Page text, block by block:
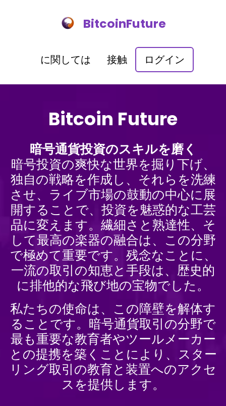
BitcoinFuture
に関しては 接触 ログイン
Bitcoin Future
暗号通貨投資のスキルを磨く
暗号投資の爽快な世界を掘り下げ、
独自の戦略を作成し、それらを洗練
させ、ライブ市場の鼓動の中心に展
開することで、投資を魅惑的な工芸
品に変えます。繊細さと熟達性、そ
して最高の楽器の融合は、この分野
で極めて重要です。残念なことに、
一流の取引の知恵と手段は、歴史的
に排他的な飛び地の宝物でした。
私たちの使命は、この障壁を解体す
ることです。暗号通貨取引の分野で
最も重要な教育者やツールメーカー
との提携を築くことにより、スター
リング取引の教育と装置へのアクセ
スを提供します。